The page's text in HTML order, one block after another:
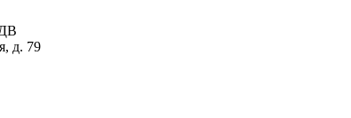
д. 79